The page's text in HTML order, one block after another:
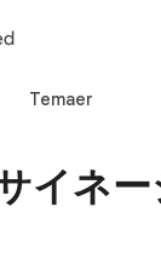
Temaer
イネー